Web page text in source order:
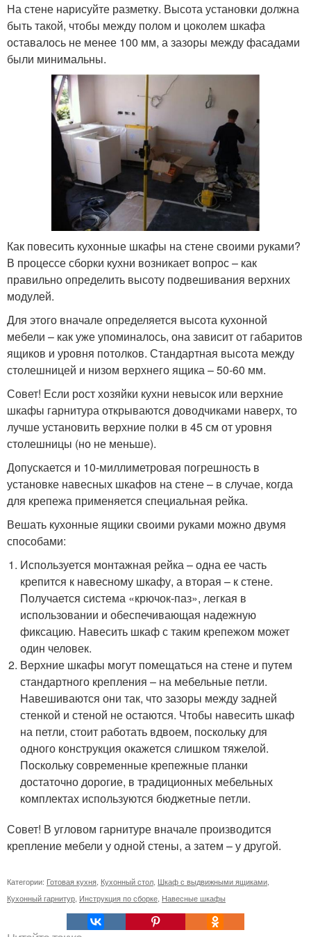
На стене нарисуйте разметку. Высота установки должна
быть такой, чтобы между полом и цоколем шкафа
оставалось не менее 100 мм, а зазоры между фасадами
были минимальны.
Как повесить кухонные шкафы на стене своими руками?
В процессе сборки кухни возникает вопрос – как
правильно определить высоту подвешивания верхних
модулей.
Для этого вначале определяется высота кухонной
мебели – как уже упоминалось, она зависит от габаритов
ящиков и уровня потолков. Стандартная высота между
столешницей и низом верхнего ящика – 50-60 мм.
Совет! Если рост хозяйки кухни невысок или верхние
шкафы гарнитура открываются доводчиками наверх, то
лучше установить верхние полки в 45 см от уровня
столешницы (но не меньше).
Допускается и 10-миллиметровая погрешность в
установке навесных шкафов на стене – в случае, когда
для крепежа применяется специальная рейка.
Вешать кухонные ящики своими руками можно двумя
способами:
Используется монтажная рейка – одна ее часть
крепится к навесному шкафу, а вторая – к стене.
Получается система «крючок-паз», легкая в
использовании и обеспечивающая надежную
фиксацию. Навесить шкаф с таким крепежом может
один человек.
Верхние шкафы могут помещаться на стене и путем
стандартного крепления – на мебельные петли.
Навешиваются они так, что зазоры между задней
стенкой и стеной не остаются. Чтобы навесить шкаф
на петли, стоит работать вдвоем, поскольку для
одного конструкция окажется слишком тяжелой.
Поскольку современные крепежные планки
достаточно дорогие, в традиционных мебельных
комплектах используются бюджетные петли.
Совет! В угловом гарнитуре вначале производится
крепление мебели у одной стены, а затем – у другой.
Категории: Готовая кухня Кухонный стол Шкаф с выдвижными ящиками
Кухонный гарнитур Инструкция по сборке Навесные шкафы